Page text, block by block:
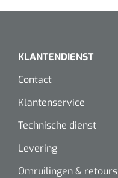
KLANTENDIENST
Contact
Klantenservice
Technische dienst
Levering
Omruilingen & retours